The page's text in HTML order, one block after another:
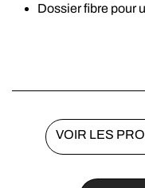
Dossier fibre pour
Pied étoile métal
Pivotant bi-moteur.
Têtière à
Garantie 2 ans.
VOIR LES